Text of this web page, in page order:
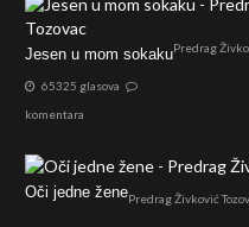
Jesen u mom sokakuPredrag
65325 glasova
komentara
Oči jedne ženePredrag Živković